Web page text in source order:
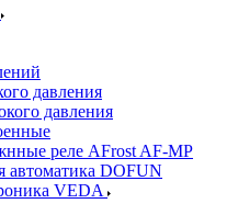
давления
давления
реле AFrost AF-MP
DOFUN
VEDA